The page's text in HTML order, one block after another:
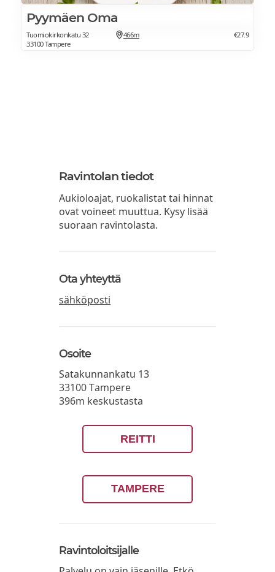
Pyymäen Oma
Tuomiokirkonkatu 32
33100 Tampere
466m €27.9
Ravintolan tiedot
Aukioloajat, ruokalistat tai hinnat
ovat voineet muuttua. Kysy lisää
suoraan ravintolasta.
Ota yhteyttä
sähköposti
Osoite
Satakunnankatu 13
33100Tampere
396m keskustasta
REITTI
TAMPERE
Ravintoloitsijalle